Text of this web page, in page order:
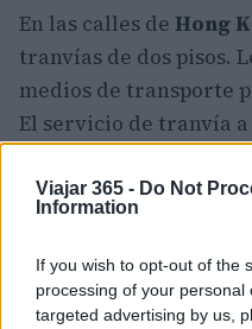
Viajar 365 - Do Not
Information
If you wish to opt-out of the
processing of your
targeted advertising by us,
En las calles de Hong
tranvías de dos pisos.
medios de transporte
El servicio de tranvía
y folclórica de pasar